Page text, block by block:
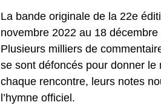
La bande originale de la 22e
novembre 2022 au 18
Plusieurs milliers de
se sont défoncés pour donner le
chaque rencontre, leurs notes
l’hymne officiel.